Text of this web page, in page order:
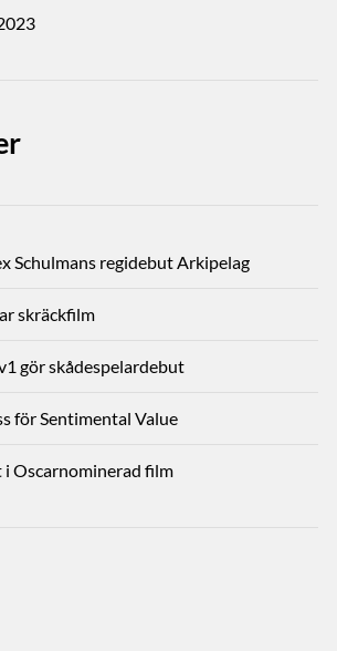
Schulmans regidebut Arkipelag
skräckfilm
gör skådespelardebut
för Sentimental Value
i Oscarnominerad film